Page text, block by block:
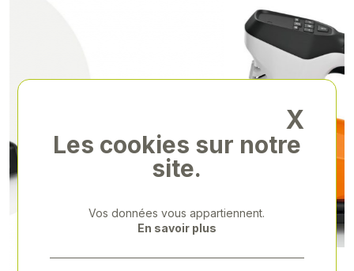
Next
X
Les cookies sur notre
site.
Vos données vous appartiennent.
En savoir plus